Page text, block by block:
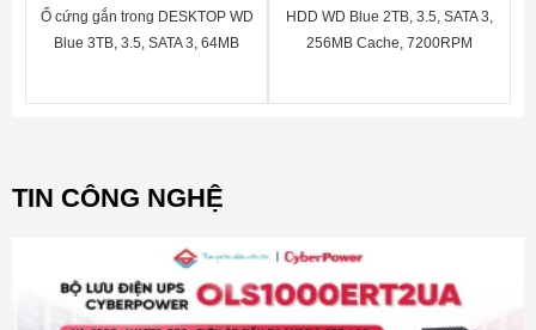
Ổ cứng gắn trong DESKTOP WD
Blue 3TB, 3.5, SATA 3, 64MB
HDD WD Blue 2TB, 3.5, SATA 3,
256MB Cache, 7200RPM
TIN CÔNG NGHỆ